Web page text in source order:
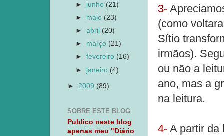
3-
(como
Sítio
irmãos).
ou não a
ano, mas a
na leitura.
4- A partir da
► junho (21)
► maio (23)
►abril (20)
► março (21)
►fevereiro (16)
► janeiro (4)
► 2009 (89)
SOBRE ESTE BLOG
Publico neste blog
apenas meu "Diário